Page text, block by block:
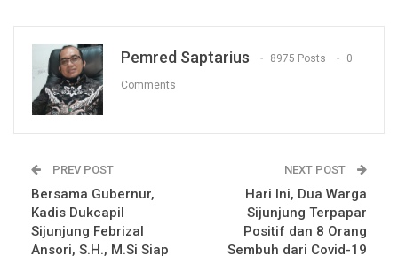
Pemred Saptarius 8975 Posts 0
Comments
PREV POST
Bersama Gubernur,
Kadis Dukcapil
Sijunjung Febrizal
Ansori, S.H., M.Si Siap
NEXT POST
Hari Ini, Dua Warga
Sijunjung Terpapar
Positif dan 8 Orang
Sembuh dari Covid-19